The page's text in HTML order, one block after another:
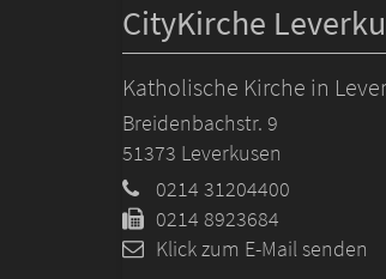
CityKirche
Katholische Kirche in
Breidenbachstr. 9
51373 Leverkusen
0214 31204400
0214 8923684
Klick zum E-Mail senden